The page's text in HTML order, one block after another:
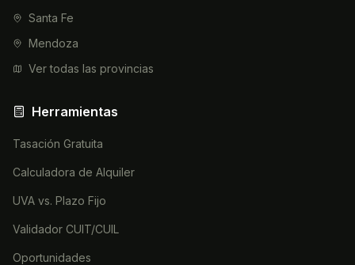
Santa Fe
Mendoza
Ver todas las provincias
Herramientas
Tasación Gratuita
Calculadora de Alquiler
UVA vs. Plazo Fijo
Validador CUIT/CUIL
Oportunidades